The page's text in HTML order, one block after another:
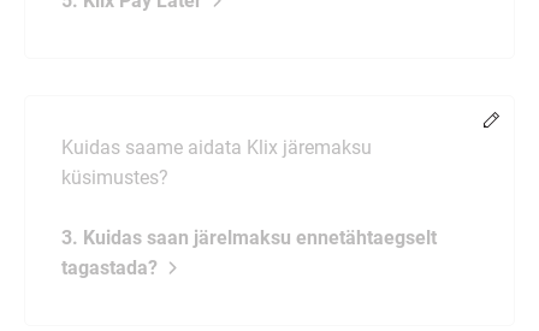
Kuidas saame aidata Klix järemaksu
küsimustes?
3. Kuidas saan järelmaksu ennetähtaegselt
tagastada?